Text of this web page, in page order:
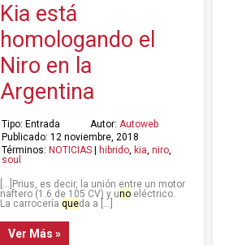
Kia está
homologando el
Niro en la
Argentina
Tipo: Entrada Autor:Autoweb
Publicado: 12 noviembre, 2018
Términos: NOTICIAS| hibrido, kia, niro,
soul
[…]Prius, es decir, la unión entre un motor
naftero (1.6 de 105 CV) y unoeléctrico.
La carrocería queda a […]
Ver Más »